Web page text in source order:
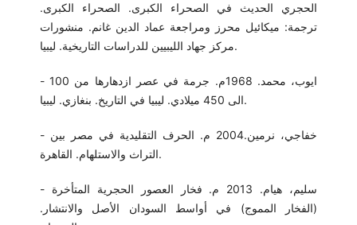
الحجري الحديث في الصحراء الكبرى. الصحراء الكبرى.
ترجمة: ميكائيل محرز ومراجعة عماد الدين غانم. منشورات
مركز جهاد الليبيين للدراسات التاريخية. ليبيا.
- ايوب، محمد. 1968م. جرمة في عصر ازدهارها من 100
الى 450 ميلادي. ليبيا في التاريخ. بنغازي. ليبيا.
- خفاجي، نرمين.2004 م. الحرف التقليدية في مصر بين
التراث والاستلهام. القاهرة.
- سليم، هيام. 2013 م. فخار العصور الحجرية المتأخرة
(الفخار المموج) في أواسط السودان الأصل والانتشار.